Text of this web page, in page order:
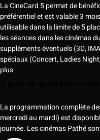
La CineCard 5 permet de
préférentiel et est valable 3
utilisable dans la limite de 5
les séances dans les cinémas
suppléments éventuels (3D,
spéciaux (Concert, Ladies
plus
La programmation complète
mercredi au mardi) est
journée. Les cinémas Pathé